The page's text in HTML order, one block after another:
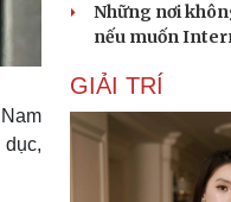
Những nơi
nếu muốn
GIẢI TRÍ